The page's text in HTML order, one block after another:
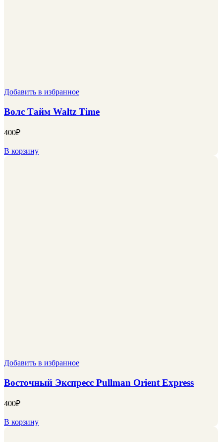
Добавить в избранное
Волс Тайм Waltz Time
400₽
В корзину
Добавить в избранное
Восточный Экспресс Pullman Orient Express
400₽
В корзину